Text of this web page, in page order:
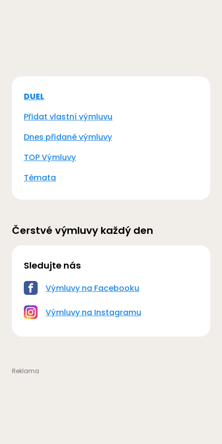
DUEL
Přidat vlastní výmluvu
Dnes přidané výmluvy
TOP Výmluvy
Témata
Čerstvé výmluvy každý den
Sledujte nás
Výmluvy na Facebooku
Výmluvy na Instagramu